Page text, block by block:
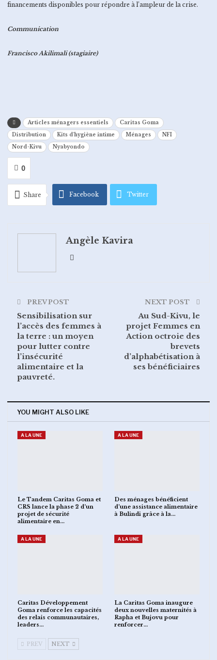
financements disponibles pour répondre à l’ampleur de la crise.
Communication
Francisco Akilimali (stagiaire)
Articles ménagers essentiels
Caritas Goma
Distribution
Kits d'hygiène intime Ménages
NFI
Nord-Kivu
Nyabyondo
0
Share Facebook Twitter
Pinterest
Angèle Kavira
PREV POST
Sensibilisation sur
l’accès des femmes à
la terre : un moyen
pour lutter contre
l’insécurité
alimentaire et la
pauvreté.
NEXT POST
Au Sud-Kivu, le
projet Femmes en
Action octroie des
brevets
d’alphabétisation à
ses bénéficiaires
YOU MIGHT ALSO LIKE
A LA UNE
Le Tandem Caritas Goma et
CRS lance la phase 2 d’un
projet de sécurité
alimentaire en…
A LA UNE
Des ménages bénéficient
d’une assistance alimentaire
à Bulindi grâce à la…
A LA UNE
Caritas Développement
Goma renforce les capacités
des relais communautaires,
leaders…
A LA UNE
La Caritas Goma inaugure
deux nouvelles maternités à
Rapha et Bujovu pour
renforcer…
PREV NEXT